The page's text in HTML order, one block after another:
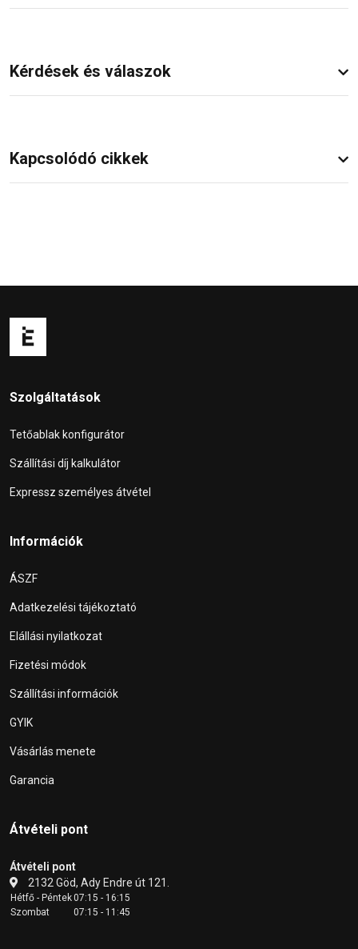
Kérdések és válaszok
Kapcsolódó cikkek
Szolgáltatások
Tetőablak konfigurátor
Szállítási díj kalkulátor
Expressz személyes átvétel
Információk
ÁSZF
Adatkezelési tájékoztató
Elállási nyilatkozat
Fizetési módok
Szállítási információk
GYIK
Vásárlás menete
Garancia
Átvételi pont
Átvételi pont
2132 Göd, Ady Endre út 121.
Hétfő - Péntek07:15 - 16:15
Szombat
07:15 - 11:45